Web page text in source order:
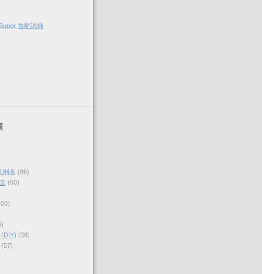
首航試飛
則名 (86)
(60)
(36)
(57)